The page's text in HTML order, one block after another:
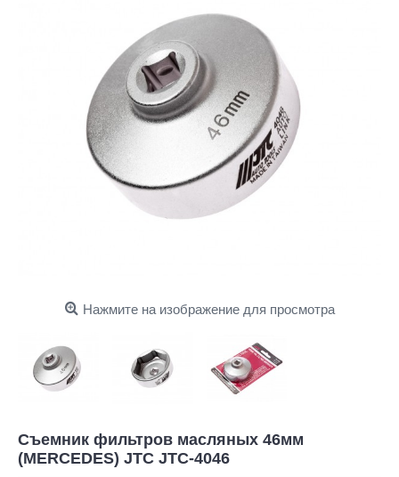
Нажмите на изображение для просмотра
Съемник фильтров масляных 46мм
(MERCEDES) JTC JTC-4046